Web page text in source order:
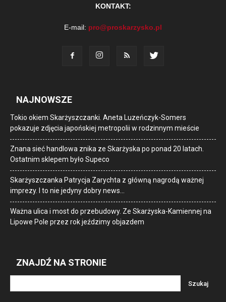
KONTAKT:
E-mail: pro@proskarzysko.pl
NAJNOWSZE
Tokio okiem Skarżyszczanki. Aneta Luzeńczyk-Somers
pokazuje zdjęcia japońskiej metropolii w rodzinnym mieście
Znana sieć handlowa znika ze Skarżyska po ponad 20 latach.
Ostatnim sklepem było Supeco
Skarżyszczanka Patrycja Zarychta z główną nagrodą ważnej
imprezy. I to nie jedyny dobry news…
Ważna ulica i most do przebudowy. Ze Skarżyska-Kamiennej na
Lipowe Pole przez rok jeździmy objazdem
ZNAJDŹ NA STRONIE